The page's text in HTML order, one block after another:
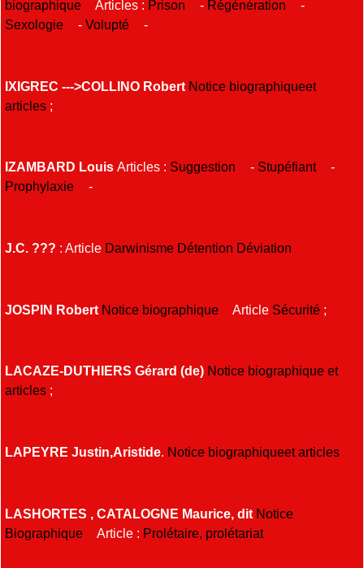
biographique
Articles : Prison - Régénération
-
Sexologie
- Volupté -
IXIGREC --->COLLINO Robert Notice biographiqueet
articles ;
IZAMBARD Louis Articles : Suggestion - Stupéfiant
-
Prophylaxie
-
J.C. ??? : Article Darwinisme Détention Déviation
JOSPIN Robert Notice biographique Article Sécurité ;
LACAZE-DUTHIERS Gérard (de) Notice biographique et
articles ;
LAPEYRE Justin,Aristide. Notice biographiqueet articles
LASHORTES , CATALOGNE Maurice, dit Notice
Biographique
Article : Prolétaire, prolétariat